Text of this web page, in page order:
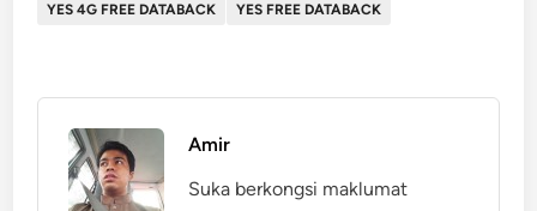
YES 4G FREE DATABACK
YES FREE DATABACK
Amir
Suka berkongsi maklumat